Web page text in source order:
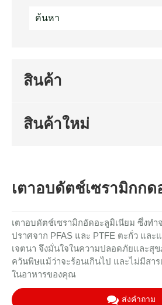
สินค้า
สินค้าใหม่
เตาอบดัตช์เซรามิกกด
เตาอบดัตช์เซรามิกอัดอะลูมิเนียม ซึ่งทำ
ปราศจาก PFAS และ PTFE ตะกั่ว และ
เจตนา จึงมั่นใจในความปลอดภัยและสุ
ควันพิษแม้ว่าจะร้อนเกินไป และไม่มีสาร
ในอาหารของคุณ
ส่งคำถาม